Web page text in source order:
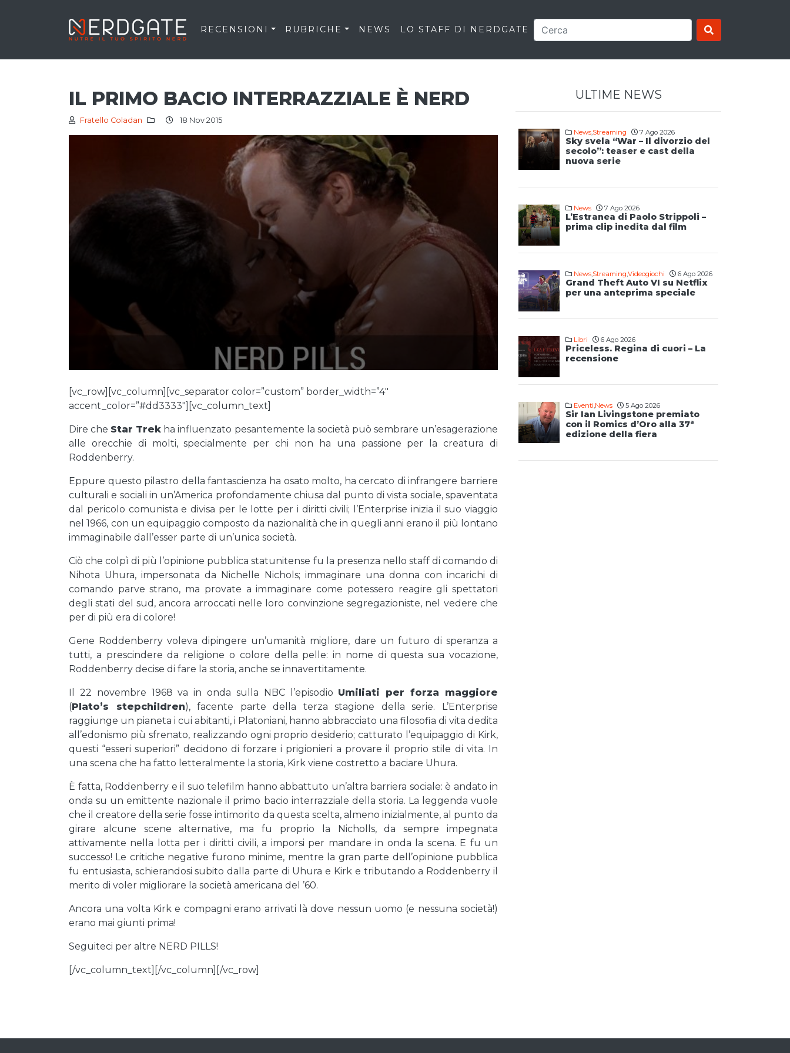
RECENSIONI RUBRICHE NEWS LO STAFF DI NERDGATE
IL PRIMO BACIO INTERRAZZIALE È NERD
Fratello Coladan 18 Nov 2015
[vc_row][vc_column][vc_separator color=”custom” border_width=”4″
accent_color=”#dd3333″][vc_column_text]
Dire che Star Trek ha influenzato pesantemente la società può sembrare un’esagerazione
alle orecchie di molti, specialmente per chi non ha una passione per la creatura di
Roddenberry.
Eppure questo pilastro della fantascienza ha osato molto, ha cercato di infrangere barriere
culturali e sociali in un’America profondamente chiusa dal punto di vista sociale, spaventata
dal pericolo comunista e divisa per le lotte per i diritti civili; l’Enterprise inizia il suo viaggio
nel 1966, con un equipaggio composto da nazionalità che in quegli anni erano il più lontano
immaginabile dall’esser parte di un’unica società.
Ciò che colpì di più l’opinione pubblica statunitense fu la presenza nello staff di comando di
Nihota Uhura, impersonata da Nichelle Nichols; immaginare una donna con incarichi di
comando parve strano, ma provate a immaginare come potessero reagire gli spettatori
degli stati del sud, ancora arroccati nelle loro convinzione segregazioniste, nel vedere che
per di più era di colore!
Gene Roddenberry voleva dipingere un’umanità migliore, dare un futuro di speranza a
tutti, a prescindere da religione o colore della pelle: in nome di questa sua vocazione,
Roddenberry decise di fare la storia, anche se innavertitamente.
Il 22 novembre 1968 va in onda sulla NBC l’episodio Umiliati per forza maggiore
(Plato’s stepchildren), facente parte della terza stagione della serie. L’Enterprise
raggiunge un pianeta i cui abitanti, i Platoniani, hanno abbracciato una filosofia di vita dedita
all’edonismo più sfrenato, realizzando ogni proprio desiderio; catturato l’equipaggio di Kirk,
questi “esseri superiori” decidono di forzare i prigionieri a provare il proprio stile di vita. In
una scena che ha fatto letteralmente la storia, Kirk viene costretto a baciare Uhura.
È fatta, Roddenberry e il suo telefilm hanno abbattuto un’altra barriera sociale: è andato in
onda su un emittente nazionale il primo bacio interrazziale della storia. La leggenda vuole
che il creatore della serie fosse intimorito da questa scelta, almeno inizialmente, al punto da
girare alcune scene alternative, ma fu proprio la Nicholls, da sempre impegnata
attivamente nella lotta per i diritti civili, a imporsi per mandare in onda la scena. E fu un
successo! Le critiche negative furono minime, mentre la gran parte dell’opinione pubblica
fu entusiasta, schierandosi subito dalla parte di Uhura e Kirk e tributando a Roddenberry il
merito di voler migliorare la società americana del ’60.
Ancora una volta Kirk e compagni erano arrivati là dove nessun uomo (e nessuna società!)
erano mai giunti prima!
Seguiteci per altre NERD PILLS!
[/vc_column_text][/vc_column][/vc_row]
ULTIME NEWS
News,Streaming 7 Ago 2026
Sky svela “War – Il divorzio del
secolo”: teaser e cast della
nuova serie
News 7 Ago 2026
L’Estranea di Paolo Strippoli –
prima clip inedita dal film
News,Streaming,Videogiochi 6 Ago 2026
Grand Theft Auto VI su Netflix
per una anteprima speciale
Libri 6 Ago 2026
Priceless. Regina di cuori – La
recensione
Eventi,News 5 Ago 2026
Sir Ian Livingstone premiato
con il Romics d’Oro alla 37ª
edizione della fiera